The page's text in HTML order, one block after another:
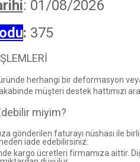
: 01/08/2026
: 375
herhangi bir deformasyon
müşteri destek hattımızı
miyim?
gönderilen faturayı nüshası ile
iade edebilirsiniz.
kargo ücretleri firmamıza aittir.